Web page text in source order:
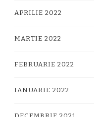
APRILIE 2022
MARTIE 2022
FEBRUARIE 2022
IANUARIE 2022